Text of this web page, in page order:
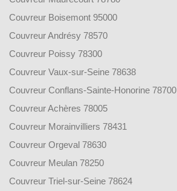
Couvreur Boisemont 95000
Couvreur Andrésy 78570
Couvreur Poissy 78300
Couvreur Vaux-sur-Seine 78638
Couvreur Conflans-Sainte-Honorine 78700
Couvreur Achères 78005
Couvreur Morainvilliers 78431
Couvreur Orgeval 78630
Couvreur Meulan 78250
Couvreur Triel-sur-Seine 78624